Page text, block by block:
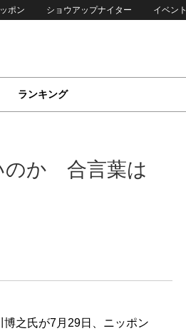
ポン ショウアップナイター イベント
ランキング
のか 合言葉は
之氏が7月29日、ニッポン